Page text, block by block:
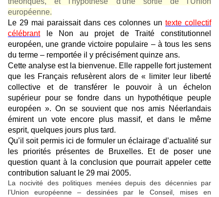
européenne.
Le 29 mai paraissait dans ces colonnes un texte collectif
célébrantle Non au projet de Traité constitutionnel
européen, une grande victoire populaire – à tous les sens
du terme – remportée il y précisément quinze ans.
Cette analyse est la bienvenue. Elle rappelle fort justement
que les Français refusèrent alors de « limiter leur liberté
collective et de transférer le pouvoir à un échelon
supérieur pour se fondre dans un hypothétique peuple
européen ». On se souvient que nos amis Néerlandais
émirent un vote encore plus massif, et dans le même
esprit, quelques jours plus tard.
Qu’il soit permis ici de formuler un éclairage d’actualité sur
les priorités présentes de Bruxelles. Et de poser une
question quant à la conclusion que pourrait appeler cette
contribution saluant le 29 mai 2005.
La nocivité des politiques menées depuis des décennies par
l’Union européenne – dessinées par le Conseil, mises en